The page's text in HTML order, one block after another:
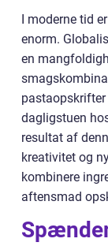
I moderne tid
enorm.
en
dagligstuen
resultat af
kreativitet og
kombinere
aftensmad